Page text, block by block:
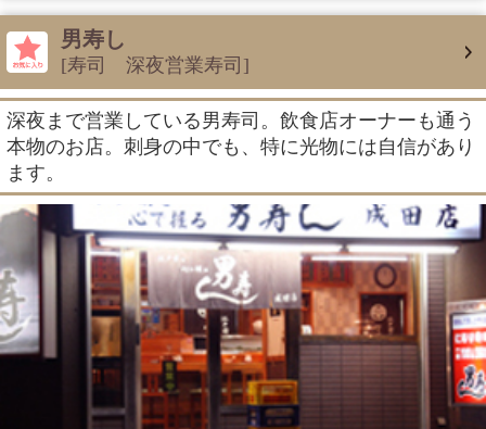
男寿し
[寿司 深夜営業寿司]
深夜まで営業している男寿司。飲食店オーナーも通う
本物のお店。刺身の中でも、特に光物には自信があり
ます。